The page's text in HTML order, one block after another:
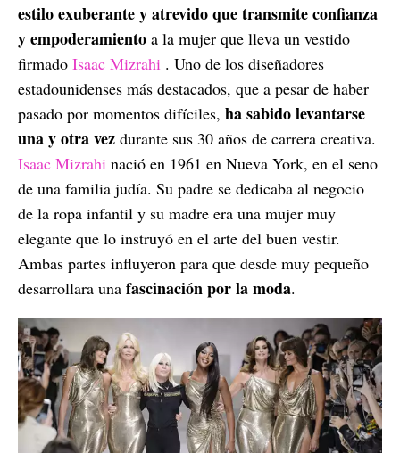
estilo exuberante y atrevido que transmite confianza
y empoderamiento a la mujer que lleva un vestido
firmado Isaac Mizrahi . Uno de los diseñadores
estadounidenses más destacados, que a pesar de haber
pasado por momentos difíciles, ha sabido levantarse
una y otra vez durante sus 30 años de carrera creativa.
Isaac Mizrahi nació en 1961 en Nueva York, en el seno
de una familia judía. Su padre se dedicaba al negocio
de la ropa infantil y su madre era una mujer muy
elegante que lo instruyó en el arte del buen vestir.
Ambas partes influyeron para que desde muy pequeño
desarrollara una fascinación por la moda.